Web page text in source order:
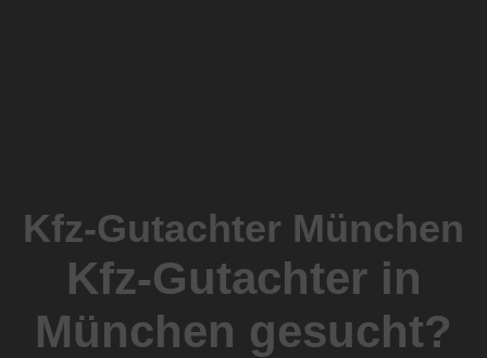
Kfz-Gutachter München
Kfz-Gutachter in
München gesucht?